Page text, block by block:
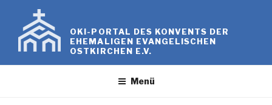
springen
OKI-PORTAL DES KONVENTS DER
EHEMALIGEN EVANGELISCHEN
OSTKIRCHEN E.V.
Menü